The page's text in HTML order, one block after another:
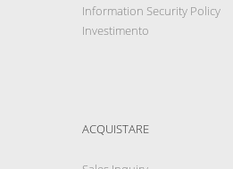
Information Security Policy
Investimento
ACQUISTARE